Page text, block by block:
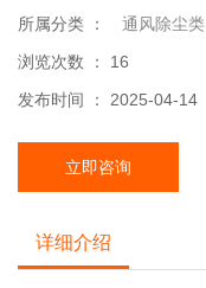
所属分类 ：
通风除尘类
浏览次数 ： 16
发布时间 ： 2025-04-14
立即咨询
详细介绍